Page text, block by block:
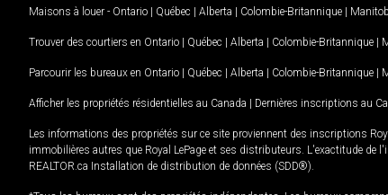
Maisons à louer - Ontario | Québec | Alberta | Colombie-Britannique |
Trouver des courtiers en Ontario | Québec | Alberta | Colombie-Britannique |
Parcourir les bureaux en Ontario | Québec | Alberta | Colombie-Britannique |
Afficher les propriétés résidentielles au Canada | Dernières inscriptions au
Les informations des propriétés sur ce site proviennent des inscriptions
immobilières autres que Royal LePage et ses distributeurs. L'exactitude de
REALTOR.ca Installation de distribution de données (SDD®).